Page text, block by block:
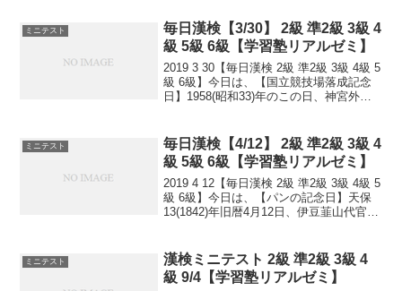
ミニテスト
毎日漢検【3/30】 2級 準2級 3級 4
級 5級 6級【学習塾リアルゼミ】
2019 3 30【毎日漢検 2級 準2級 3級 4級 5
級 6級】今日は、【国立競技場落成記念
日】1958(昭和33)年のこの日、神宮外苑
容能力を持ち、196...
ミニテスト
毎日漢検【4/12】 2級 準2級 3級 4
級 5級 6級【学習塾リアルゼミ】
2019 4 12【毎日漢検 2級 準2級 3級 4級 5
級 6級】今日は、【パンの記念日】天保
13(1842)年旧暦4月12日、伊豆韮山代官の
めて焼かれたパンと言われ...
ミニテスト
漢検ミニテスト 2級 準2級 3級 4
級 9/4【学習塾リアルゼミ】